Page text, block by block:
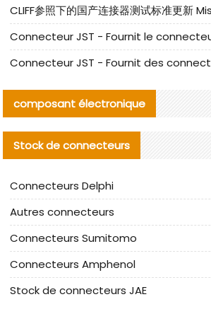
composant électronique
Stock de connecteurs
Connecteurs Delphi
Autres connecteurs
Connecteurs Sumitomo
Connecteurs Amphenol
Stock de connecteurs JAE